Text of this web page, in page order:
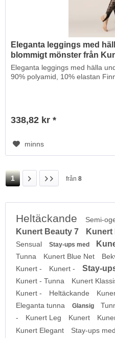
Eleganta leggings med
blommigt mönster från
Eleganta leggings med hälla
90% polyamid, 10% elastan
338,82 kr *
minns
1 från 8
Heltäckande Semi-
Kunert Beauty 7
Sensual
Stay-ups med
Tunna
Kunert Blue Net
Kunert -
Kunert - Stay-
Kunert - Tunna
Kunert
Kunert -
Heltäckande
Eleganta tunna Glansig
-
Kunert Leg Kunert
Kunert Elegant
Stay-ups med